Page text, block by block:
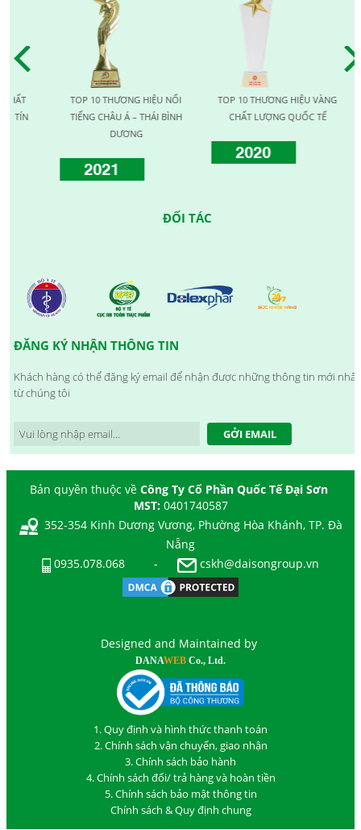
TOP 10 THƯƠNG HIỆU NỔI
TIẾNG CHÂU Á – THÁI BÌNH
2021
TOP 10 THƯƠNG HIỆU VÀNG
CHẤT LƯỢNG QUỐC TẾ
2020
ĐỐI TÁC
ĐĂNG KÝ NHẬN THÔNG TIN
Khách hàng có thể đăng ký email để nhận được những thông tin mới nhất
từ chúng tôi
GỞI EMAIL
Bản quyền thuộc về Công Ty Cổ Phần Quốc Tế Đại Sơn
MST: 0401740587
352-354 Kinh Dương Vương, Phường Hòa Khánh, TP. Đà
Nẵng
0935.078.068
- cskh@daisongroup.vn
Designed and Maintained by
DANAWEB Co., Ltd.
1. Quy định và hình thức thanh toán
2. Chính sách vận chuyển, giao nhận
3. Chính sách bảo hành
4. Chính sách đổi/ trả hàng và hoàn tiền
5. Chính sách bảo mật thông tin
Chính sách & Quy định chung